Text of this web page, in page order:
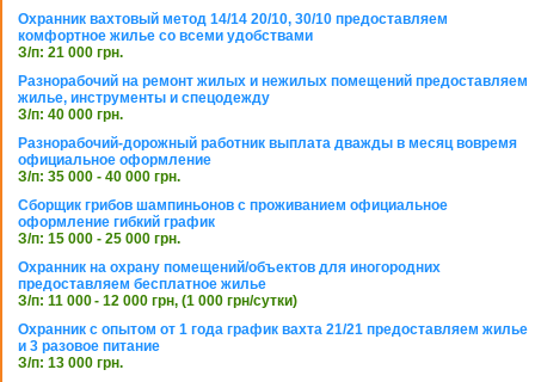
Охранник вахтовый метод 14/14 20/10, 30/10 предоставляем
комфортное жилье со всеми удобствами
З/п: 21 000 грн.
Разнорабочий на ремонт жилых и нежилых помещений предоставляем
жилье, инструменты и спецодежду
З/п: 40 000 грн.
Разнорабочий-дорожный работник выплата дважды в месяц вовремя
официальное оформление
З/п: 35 000 - 40 000 грн.
Сборщик грибов шампиньонов с проживанием официальное
оформление гибкий график
З/п: 15 000 - 25 000 грн.
Охранник на охрану помещений/объектов для иногородних
предоставляем бесплатное жилье
З/п: 11 000 - 12 000 грн, (1 000 грн/сутки)
Охранник с опытом от 1 года график вахта 21/21 предоставляем жилье
и 3 разовое питание
З/п: 13 000 грн.